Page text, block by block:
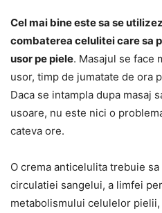
Cel mai bine este sa se
combaterea celulitei care sa
usor pe piele. Masajul se face
usor, timp de jumatate de ora
Daca se intampla dupa masaj
usoare, nu este nici o
cateva ore.
O crema anticelulita trebuie
circulatiei sangelui, a limfei
metabolismului celulelor